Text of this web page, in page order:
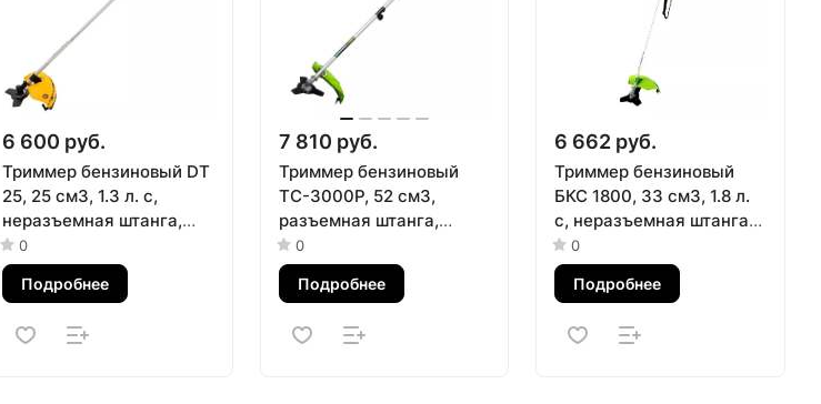
6 600 руб.
Триммер бензиновый DT
25, 25 см3, 1.3 л. с,
неразъемная штанга,
состоит из 2 частей
Denzel
0
Подробнее
7 810 руб.
Триммер бензиновый
ТС-3000Р, 52 см3,
разъемная штанга,
состоит из 2 частей
Сибртех
0
Подробнее
6 662 руб.
Триммер бензиновый
БКС 1800, 33 см3, 1.8 л.
с, неразъемная штанга,
состоит из 2 частей
Сибртех
0
Подробнее